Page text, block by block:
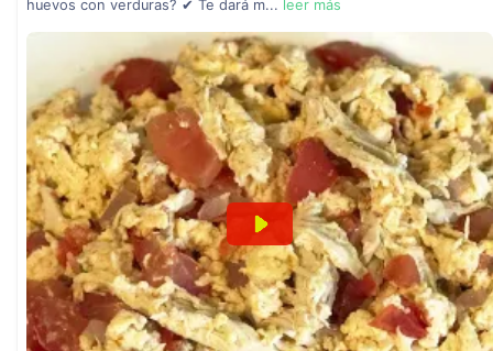
huevos con verduras? ✔ Te dará m... leer más